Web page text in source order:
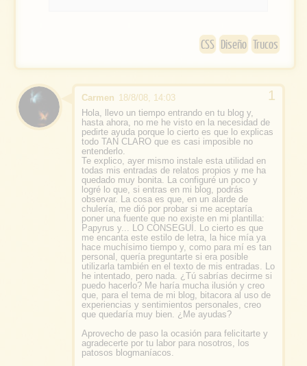
CSS Diseño Trucos
Carmen 18/8/08, 14:03
Hola, llevo un tiempo entrando en tu blog y,
hasta ahora, no me he visto en la necesidad de
pedirte ayuda porque lo cierto es que lo explicas
todo TAN CLARO que es casi imposible no
entenderlo.
Te explico, ayer mismo instale esta utilidad en
todas mis entradas de relatos propios y me ha
quedado muy bonita. La configuré un poco y
logré lo que, si entras en mi blog, podrás
observar. La cosa es que, en un alarde de
chulería, me dió por probar si me aceptaría
poner una fuente que no existe en mi plantilla:
Papyrus y... LO CONSEGUÍ. Lo cierto es que
me encanta este estilo de letra, la hice mía ya
hace muchísimo tiempo y, como para mí es tan
personal, quería preguntarte si era posible
utilizarla también en el texto de mis entradas. Lo
he intentado, pero nada. ¿Tú sabrías decirme si
puedo hacerlo? Me haría mucha ilusión y creo
que, para el tema de mi blog, bitacora al uso de
experiencias y sentimientos personales, creo
que quedaría muy bien. ¿Me ayudas?
Aprovecho de paso la ocasión para felicitarte y
agradecerte por tu labor para nosotros, los
patosos blogmaníacos.